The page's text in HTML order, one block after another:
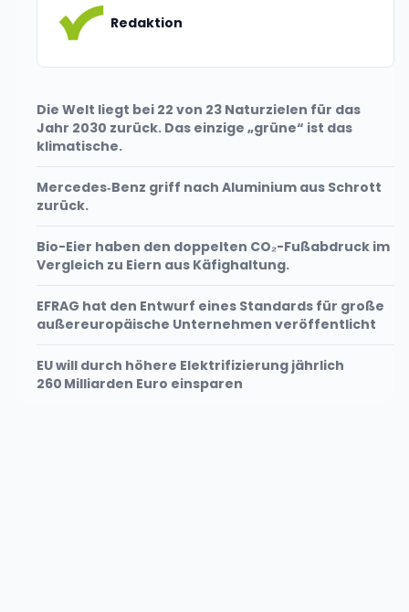
Redaktion
Die Welt liegt bei 22 von 23 Naturzielen für das
Jahr 2030 zurück. Das einzige „grüne“ ist das
klimatische.
Mercedes‑Benz griff nach Aluminium aus Schrott
zurück.
Bio-Eier haben den doppelten CO₂-Fußabdruck im
Vergleich zu Eiern aus Käfighaltung.
EFRAG hat den Entwurf eines Standards für große
außereuropäische Unternehmen veröffentlicht
EU will durch höhere Elektrifizierung jährlich
260 Milliarden Euro einsparen